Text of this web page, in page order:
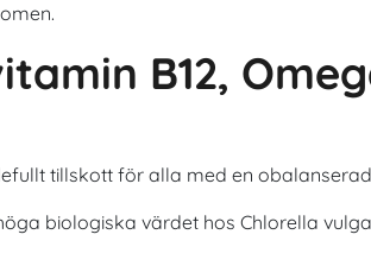
B12,
tillskott för alla med en
biologiska värdet hos Chlorella